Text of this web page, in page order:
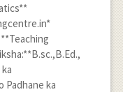
Padhane ka